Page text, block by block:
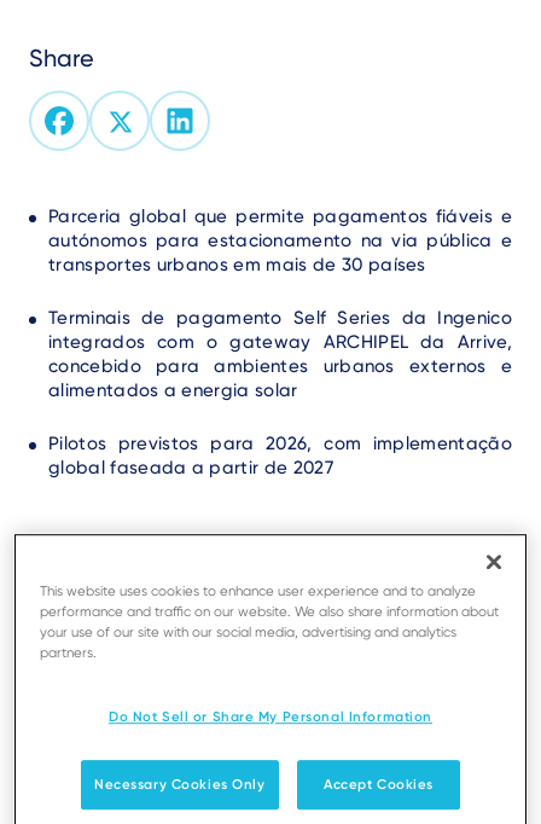
Share
TextParceria global que permite pagamentos fiáveis e
autónomos para estacionamento na via pública e
transportes urbanos em mais de 30 países
Terminais de pagamento Self Series da Ingenico
integrados com o gateway ARCHIPEL da Arrive,
concebido para ambientes urbanos externos e
alimentados a energia solar
Pilotos previstos para 2026, com implementação
global faseada a partir de 2027
This website uses cookies to enhance user experience and to analyze
performance and traffic on our website. We also share information about
your use of our site with our social media, advertising and analytics
partners.
Do Not Sell or Share My Personal Information
Necessary Cookies Only Accept Cookies